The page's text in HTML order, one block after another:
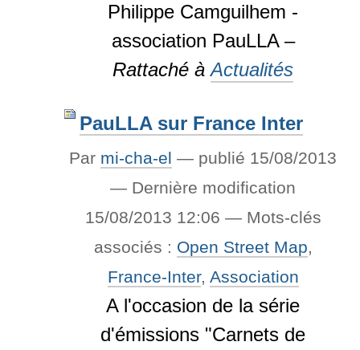
Philippe Camguilhem -
association PauLLA –
Rattaché à Actualités
PauLLA sur France Inter
Par mi-cha-el — publié 15/08/2013
— Dernière modification
15/08/2013 12:06 — Mots-clés
associés : Open Street Map,
France-Inter, Association
A l'occasion de la série
d'émissions "Carnets de